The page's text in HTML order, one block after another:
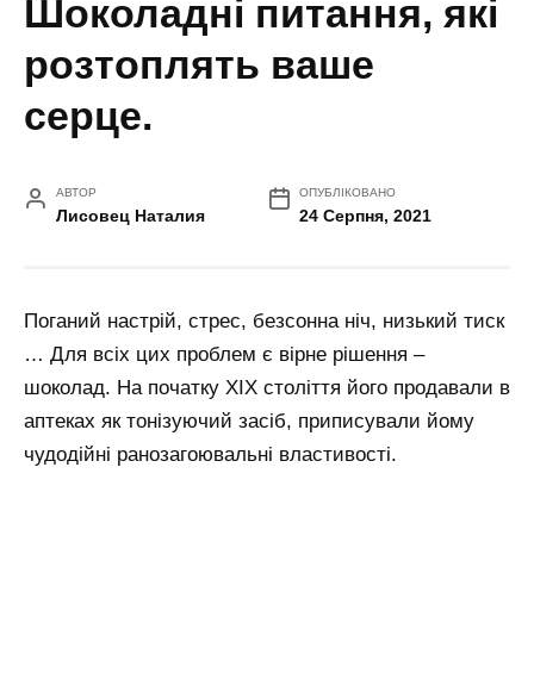
Шоколадні питання, які
розтоплять ваше
серце.
АВТОР
Лисовец Наталия
ОПУБЛІКОВАНО
24 Серпня, 2021
Поганий настрій, стрес, безсонна ніч, низький тиск
… Для всіх цих проблем є вірне рішення –
шоколад. На початку ХIХ століття його продавали в
аптеках як тонізуючий засіб, приписували йому
чудодійні ранозагоювальні властивості.